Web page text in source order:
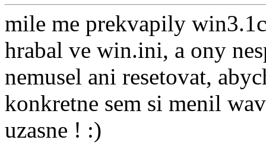
mile me prekvapily
hrabal ve win.ini, a ony
nemusel ani resetovat,
konkretne sem si menil
uzasne ! :)